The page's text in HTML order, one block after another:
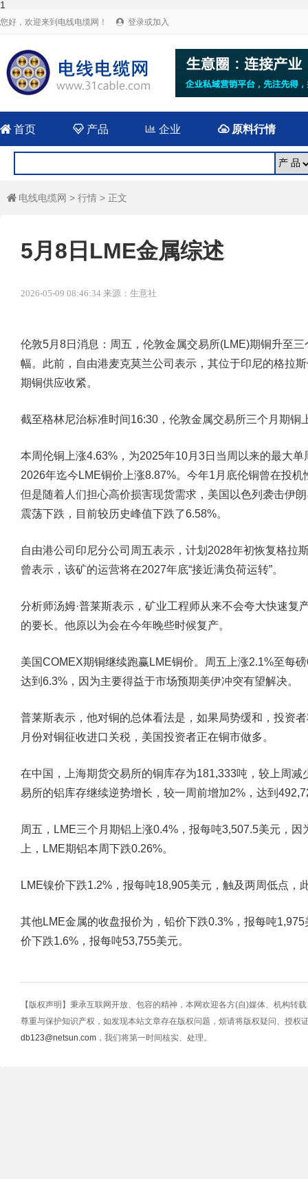
1
您好，欢迎来到电线电缆网！  登录或加入
 首页 产品  企业 原料行情
 电线电缆网 > 行情 > 正文
5月8日LME金属综述
2026-05-09 08:46:34 来源：生意社
伦敦5月8日消息：周五，伦敦金属交易所(LME)期铜升至
幅。此前，自由港麦克莫兰公司表示，其位于印尼的格拉
期铜供应收紧。
截至格林尼治标准时间16:30，伦敦金属交易所三个月期铜
本周伦铜上涨4.63%，为2025年10月3日当周以来的最大
2026年迄今LME铜价上涨8.87%。今年1月底伦铜曾在投
但是随着人们担心高价损害现货需求，美国以色列袭击伊
震荡下跌，目前较历史峰值下跌了6.58%。
自由港公司印尼分公司周五表示，计划2028年初恢复格拉
曾表示，该矿的运营将在2027年底“接近满负荷运转”。
分析师汤姆·普莱斯表示，矿业工程师从来不会夸大快速复
的要长。他原以为会在今年晚些时候复产。
美国COMEX期铜继续跑赢LME铜价。周五上涨2.1%至每
达到6.3%，因为主要得益于市场预期美伊冲突有望解决。
普莱斯表示，他对铜的总体看法是，如果局势缓和，投资
月份对铜征收进口关税，美国投资者正在铜市做多。
在中国，上海期货交易所的铜库存为181,333吨，较上周
易所的铝库存继续逆势增长，较一周前增加2%，达到
周五，LME三个月期铝上涨0.4%，报每吨3,507.5美元，
上，LME期铝本周下跌0.26%。
LME镍价下跌1.2%，报每吨18,905美元，触及两周低点，
其他LME金属的收盘报价为，铅价下跌0.3%，报每吨
价下跌1.6%，报每吨53,755美元。
【版权声明】秉承互联网开放、包容的精神，本网欢迎各方(自)媒体、机构转
尊重与保护知识产权，如发现本站文章存在版权问题，烦请将版权疑问、授权
db123@netsun.com ，我们将第一时间核实、处理。